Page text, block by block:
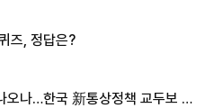
즈, 정답은?
오나…한국 新통상정책 교두보 활